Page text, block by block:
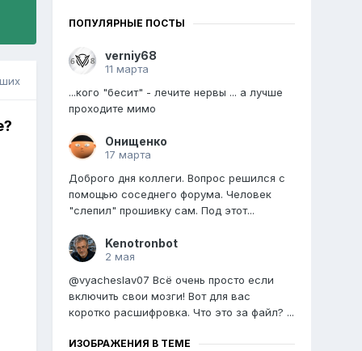
ПОПУЛЯРНЫЕ ПОСТЫ
verniy68
11 марта
...кого "бесит" - лечите нервы ... а лучше
проходите мимо
Онищенко
17 марта
Доброго дня коллеги. Вопрос решился с
помощью соседнего форума. Человек
"слепил" прошивку сам. Под этот...
Kenotronbot
2 мая
@vyacheslav07 Всё очень просто если
включить свои мозги! Вот для вас
коротко расшифровка. Что это за файл? ...
ИЗОБРАЖЕНИЯ В ТЕМЕ